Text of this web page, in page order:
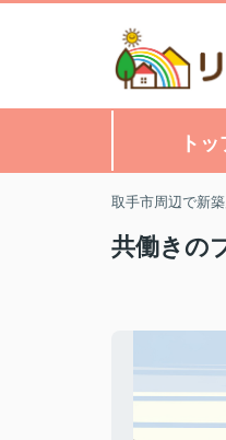
ト
取手市周辺で新
共働きの